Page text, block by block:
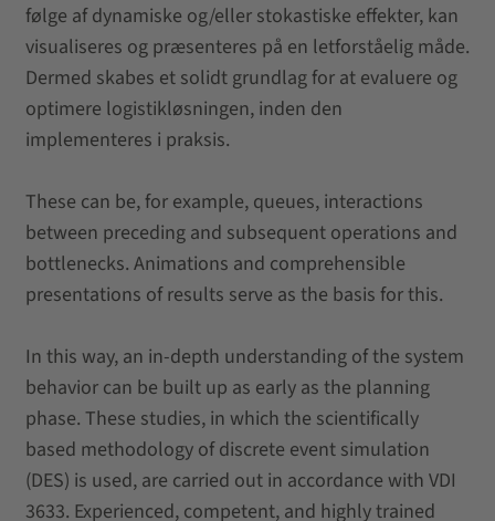
følge af dynamiske og/eller stokastiske effekter, kan
visualiseres og præsenteres på en letforståelig måde.
Dermed skabes et solidt grundlag for at evaluere og
optimere logistikløsningen, inden den
implementeres i praksis.
These can be, for example, queues, interactions
between preceding and subsequent operations and
bottlenecks. Animations and comprehensible
presentations of results serve as the basis for this.
In this way, an in-depth understanding of the system
behavior can be built up as early as the planning
phase. These studies, in which the scientifically
based methodology of discrete event simulation
(DES) is used, are carried out in accordance with VDI
3633. Experienced, competent, and highly trained